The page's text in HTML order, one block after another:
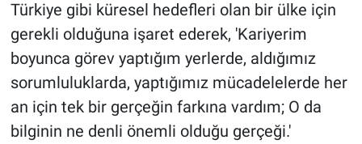
Türkiye gibi küresel hedefleri olan bir ülke için
gerekli olduğuna işaret ederek, 'Kariyerim
boyunca görev yaptığım yerlerde, aldığımız
sorumluluklarda, yaptığımız mücadelelerde her
an için tek bir gerçeğin farkına vardım; O da
bilginin ne denli önemli olduğu gerçeği.'